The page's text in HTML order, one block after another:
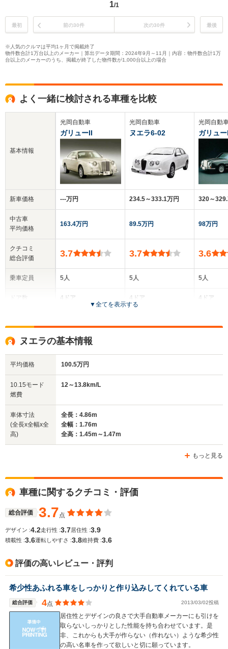
1/1
最初 前の30件 次の30件 最後
※人気のクルマは平均1ヶ月で掲載終了
物件数合計1万台以上のメーカー｜算出データ期間：2024年9月～11月｜内容：物件数合計1万
台以上のメーカーのうち、掲載が終了した物件数が1,000台以上の場合
よく一緒に検討される車種を比較
基本情報
新車価格
中古車
平均価格
クチコミ
総合評価
乗車定員
ドア数
サイズ
(全長x全幅x全高)
WLTCモード
燃費
排気量
駆動方式
光岡自動車
ガリューII
‐‐‐万円
163.4万円
3.7
5人
4ドア
全高
1.77m
全長
ホイールベース
-m
-
2495～2987cc
FR
光岡自動車
ヌエラ6-02
234.5～333.1万円
89.5万円
3.7
5人
4ドア
全高
1.7m
-
光岡自動
ガリュ
320～
98万円
3.6
5人
4ドア
全
▼全てを表示する
ヌエラの基本情報
平均価格 100.5万円
10.15モード
燃費
12～13.8km/L
車体寸法
(全長x全幅x全
高)
全長：4.86m
全幅：1.76m
全高：1.45m～1.47m
もっと見る
車種に関するクチコミ・評価
総合評価 3.7 点
デザイン :4.2走行性 :3.7居住性 :3.9
積載性 :3.6運転しやすさ :3.8維持費 :3.6
評価の高いレビュー・評判
希少性あふれる車をしっかりと作り込みしてくれている車
総合評価 4点 2013/03/02投稿
居住性とデザインの良さで大手自動車メーカーにも引けを
取らないしっかりとした性能を持ち合わせています。是
非、これからも大手が作らない（作れない）ような希少性
の高い名車を作って欲しいと切に願っています。